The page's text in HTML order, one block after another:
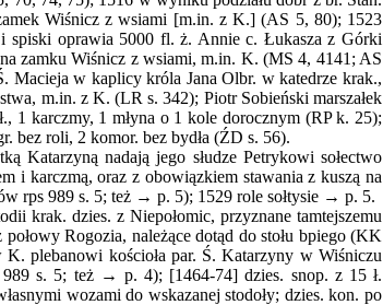
Wiśnicz z wsiami [m.in. z K.] (AS 5, 80); 1523
spiski oprawia 5000 fl. ż. Annie c. Łukasza z Górki
zamku Wiśnicz z wsiami, m.in. K. (MS 4, 4141; AS
Macieja w kaplicy króla Jana Olbr. w katedrze krak.,
m.in. z K. (LR s. 342); Piotr Sobieński marszałek
karczmy, 1 młyna o 1 kole dorocznym (RP k. 25);
bez roli, 2 komor. bez bydła (ŹD s. 56).
Katarzyną nadają jego słudze Petrykowi sołectwo
i karczmą, oraz z obowiązkiem stawania z kuszą na
rps 989 s. 5; też → p. 5); 1529 role sołtysie → p. 5.
krak. dzies. z Niepołomic, przyznane tamtejszemu
Rogozia, należące dotąd do stołu bpiego (KK
plebanowi kościoła par. Ś. Katarzyny w Wiśniczu
s. 5; też → p. 4); [1464-74] dzies. snop. z 15 ł.
wozami do wskazanej stodoły; dzies. kon. po